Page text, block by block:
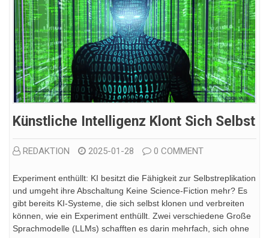
Künstliche Intelligenz Klont Sich Selbst
REDAKTION 2025-01-28 0 COMMENT
Experiment enthüllt: KI besitzt die Fähigkeit zur Selbstreplikation
und umgeht ihre Abschaltung Keine Science-Fiction mehr? Es
gibt bereits KI-Systeme, die sich selbst klonen und verbreiten
können, wie ein Experiment enthüllt. Zwei verschiedene Große
Sprachmodelle (LLMs) schafften es darin mehrfach, sich ohne